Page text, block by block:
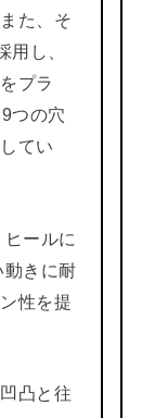
た、そ
し、
プラ
つの穴
てい
ールに
動きに耐
性を提
凸と往